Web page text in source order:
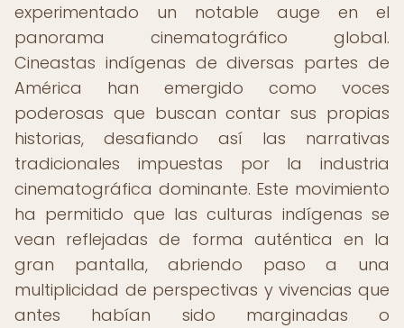
experimentado un notable auge en el
panorama cinematográfico global.
Cineastas indígenas de diversas partes de
América han emergido como voces
poderosas que buscan contar sus propias
historias, desafiando así las narrativas
tradicionales impuestas por la industria
cinematográfica dominante. Este movimiento
ha permitido que las culturas indígenas se
vean reflejadas de forma auténtica en la
gran pantalla, abriendo paso a una
multiplicidad de perspectivas y vivencias que
antes habían sido marginadas o